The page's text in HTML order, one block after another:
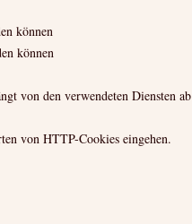
können
können
von den verwendeten Diensten
von HTTP-Cookies eingehen.